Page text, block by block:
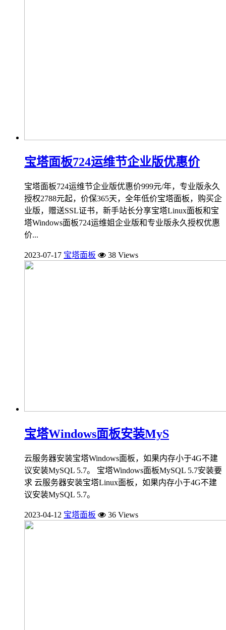
宝塔面板724运维节企业版优惠价
宝塔面板724运维节企业版优惠价999元/年，专业版永久
授权2788元起，价保365天，全年低价宝塔面板，购买企
业版，赠送SSL证书，新手站长分享宝塔Linux面板和宝
塔Windows面板724运维姐企业版和专业版永久授权优惠
价...
2023-07-17 宝塔面板 38 Views
宝塔Windows面板安装MyS
云服务器安装宝塔Windows面板，如果内存小于4G不建
议安装MySQL 5.7。 宝塔Windows面板MySQL 5.7安装要
求 云服务器安装宝塔Linux面板，如果内存小于4G不建
议安装MySQL 5.7。
2023-04-12 宝塔面板 36 Views